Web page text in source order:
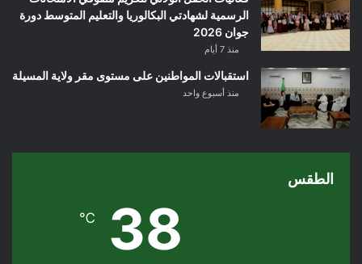
الرسمية لشهادتي البكالوريا والتعليم المتوسط دورة
جوان 2026
منذ 7 أيام
استقبالات المواطنين على مستوى مقر ولاية المسيلة
منذ أسبوع واحد
الطقس
38
℃